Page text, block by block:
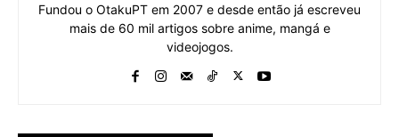
Fundou o OtakuPT em 2007 e desde então já escreveu
mais de 60 mil artigos sobre anime, mangá e
videojogos.